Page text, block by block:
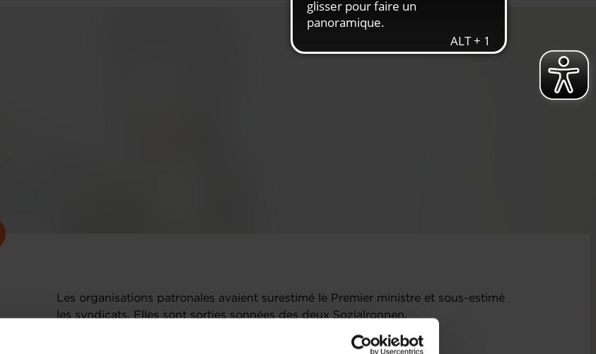
Les organisations patronales avaient surestimé le Premier ministre et sous-estimé
les syndicats. Elles sont sorties sonnées des deux Sozialronnen.